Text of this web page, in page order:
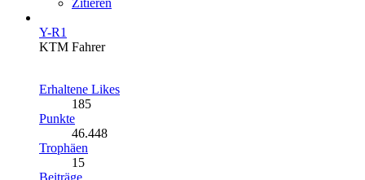
Y-R1
KTM Fahrer
Erhaltene Likes
185
Punkte
46.448
Trophäen
15
Beiträge